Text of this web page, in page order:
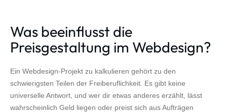
Was beeinflusst die
Preisgestaltung im Webdesign?
Ein Webdesign-Projekt zu kalkulieren gehört zu den
schwierigsten Teilen der Freiberuflichkeit. Es gibt keine
universelle Antwort, und wer dir etwas anderes erzählt, lässt
wahrscheinlich Geld liegen oder preist sich aus Aufträgen